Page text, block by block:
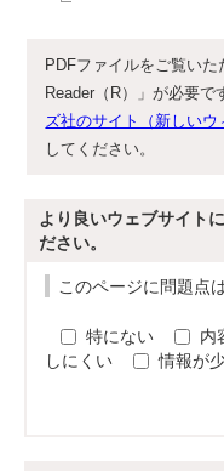
PDFファイルをご覧いた
Reader（R）」が必要で
ズ社のサイト（新しいウ
してください。
より良いウェブサイト
ださい。
このページに問題点
特にない 内
しにくい
情報が